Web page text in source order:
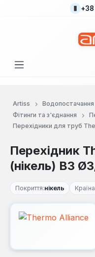
Перейти до основного
+38
Artiss Водопостачання
Фітинги та з'єднання
Перехідники для труб
Перехідник
(нікель) ВЗ
Покриття:нікель